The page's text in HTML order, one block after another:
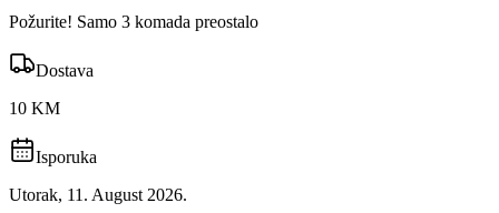
Požurite! Samo 3 komada preostalo
Dostava
10 KM
Isporuka
Utorak, 11. August 2026.